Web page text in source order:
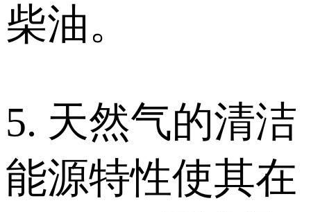
柴油。
5. 天然气的清洁
能源特性使其在